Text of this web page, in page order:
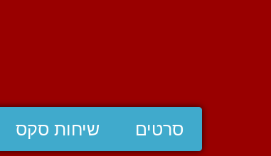
סרטים שיחות סקס